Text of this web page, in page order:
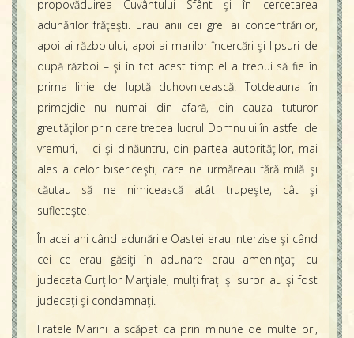
propovăduirea Cuvântului Sfânt şi în cercetarea
adunărilor frăţeşti. Erau anii cei grei ai concentrărilor,
apoi ai războiului, apoi ai marilor încercări şi lipsuri de
după război – şi în tot acest timp el a trebui să fie în
prima linie de luptă duhovnicească. Totdeauna în
primejdie nu numai din afară, din cauza tuturor
greutăţilor prin care trecea lucrul Domnului în astfel de
vremuri, – ci şi dinăuntru, din partea autorităţilor, mai
ales a celor bisericeşti, care ne urmăreau fără milă şi
căutau să ne nimicească atât trupeşte, cât şi
sufleteşte.
În acei ani când adunările Oastei erau interzise şi când
cei ce erau găsiţi în adunare erau ameninţaţi cu
judecata Curţilor Marţiale, mulţi fraţi şi surori au şi fost
judecaţi şi condamnaţi.
Fratele Marini a scăpat ca prin minune de multe ori,